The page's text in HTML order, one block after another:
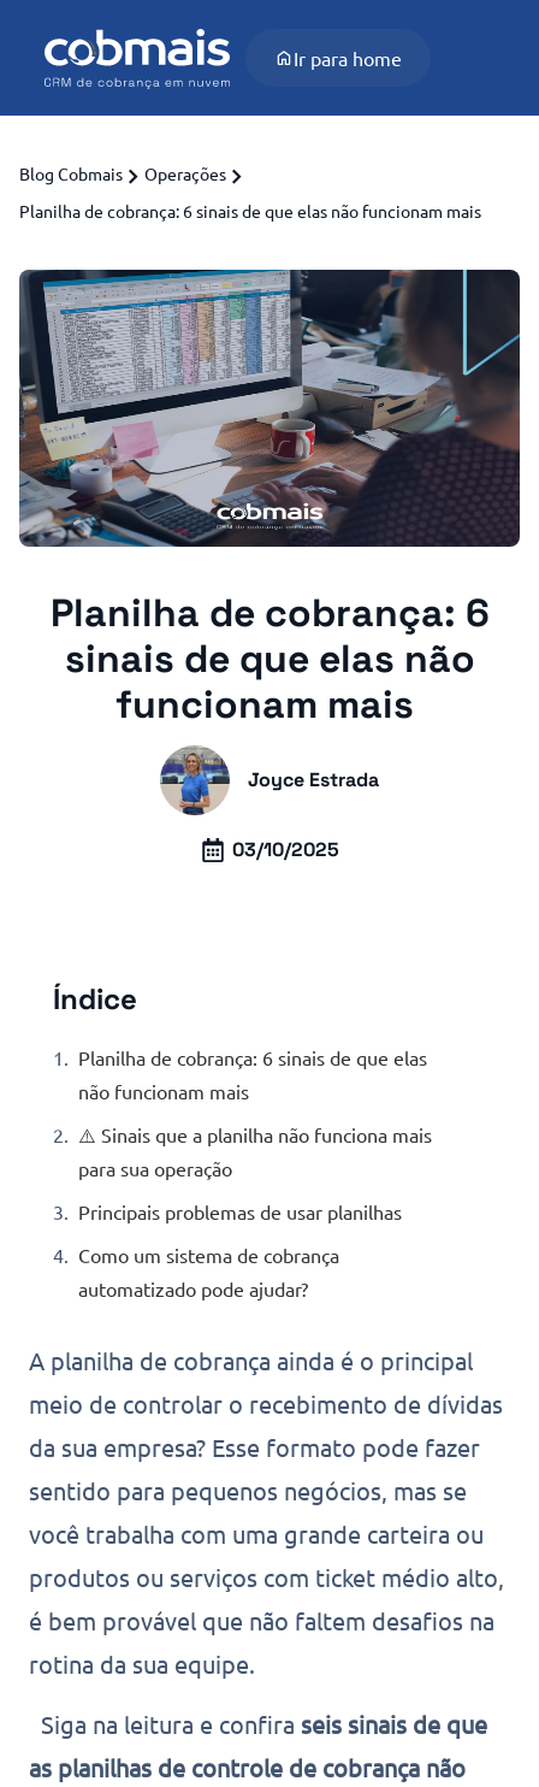
Ir para home
Blog Cobmais
Operações
Planilha de cobrança: 6 sinais de que elas não funcionam mais
Planilha de cobrança: 6
sinais de que elas não
funcionam mais
Joyce Estrada
03/10/2025
Índice
Planilha de cobrança: 6 sinais de que elas
não funcionam mais
⚠️ Sinais que a planilha não funciona mais
para sua operação
Principais problemas de usar planilhas
Como um sistema de cobrança
automatizado pode ajudar?
A planilha de cobrança ainda é o principal
meio de controlar o recebimento de dívidas
da sua empresa? Esse formato pode fazer
sentido para pequenos negócios, mas se
você trabalha com uma grande carteira ou
produtos ou serviços com ticket médio alto,
é bem provável que não faltem desafios na
rotina da sua equipe.
Siga na leitura e confira seis sinais de que
as planilhas de controle de cobrança não